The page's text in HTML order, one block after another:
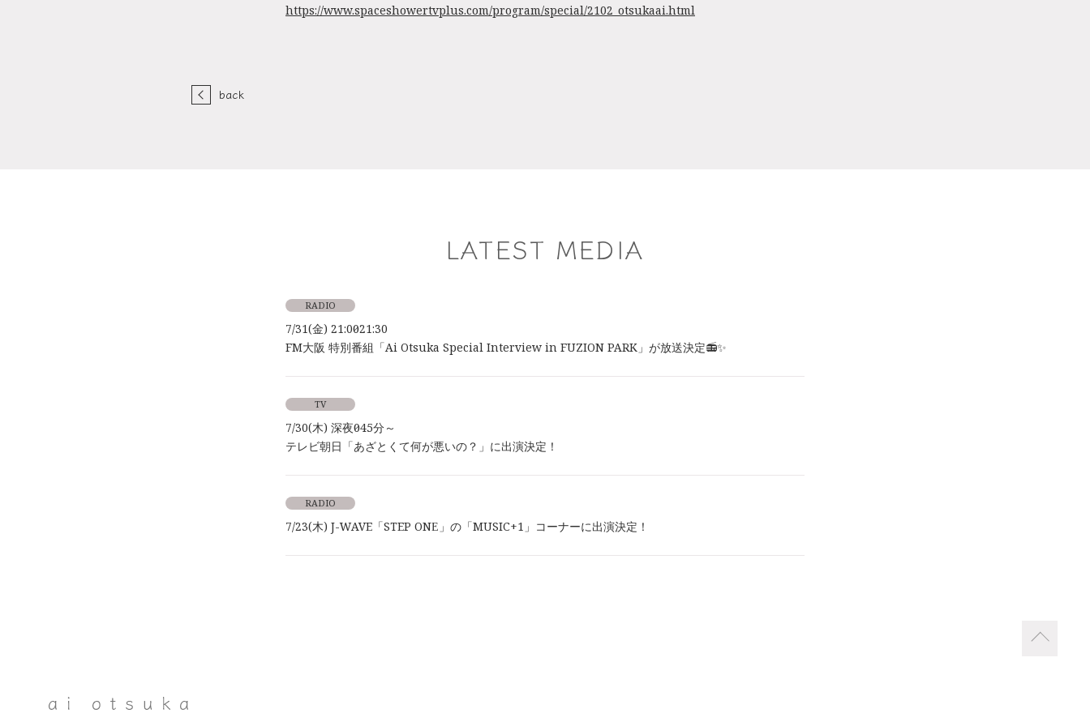
https://www.spaceshowertvplus.com/program/special/2102_otsukaai.html
back
LATEST MEDIA
RADIO
7/31(金) 21:00～21:30
FM大阪 特別番組「Ai Otsuka Special Interview in FUZION PARK」が放送決定📻✨
TV
7/30(木) 深夜0時45分～
テレビ朝日「あざとくて何が悪いの？」に出演決定！
RADIO
7/23(木) J-WAVE「STEP ONE」の「MUSIC+1」コーナーに出演決定！